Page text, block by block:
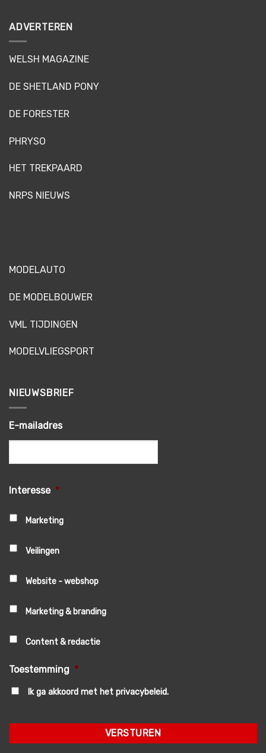
ADVERTEREN
WELSH MAGAZINE
DE SHETLAND PONY
DE FORESTER
PHRYSO
HET TREKPAARD
NRPS NIEUWS
MODELAUTO
DE MODELBOUWER
VML TIJDINGEN
MODELVLIEGSPORT
NIEUWSBRIEF
E-mailadres
Interesse *
Marketing
Veilingen
Website - webshop
Marketing & branding
Content & redactie
Toestemming *
Ik ga akkoord met het privacybeleid.